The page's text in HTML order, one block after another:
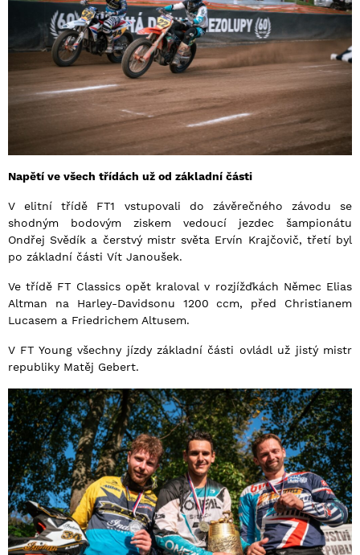
Napětí ve všech třídách už od základní části
V elitní třídě FT1 vstupovali do závěrečného závodu se
shodným bodovým ziskem vedoucí jezdec šampionátu
Ondřej Svědík a čerstvý mistr světa Ervín Krajčovič, třetí byl
po základní části Vít Janoušek.
Ve třídě FT Classics opět kraloval v rozjížďkách Němec Elias
Altman na Harley-Davidsonu 1200 ccm, před Christianem
Lucasem a Friedrichem Altusem.
V FT Young všechny jízdy základní části ovládl už jistý mistr
republiky Matěj Gebert.